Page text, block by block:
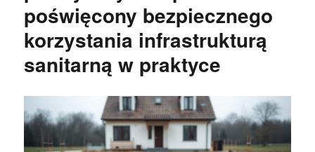
poświęcony bezpiecznego
korzystania infrastrukturą
sanitarną w praktyce